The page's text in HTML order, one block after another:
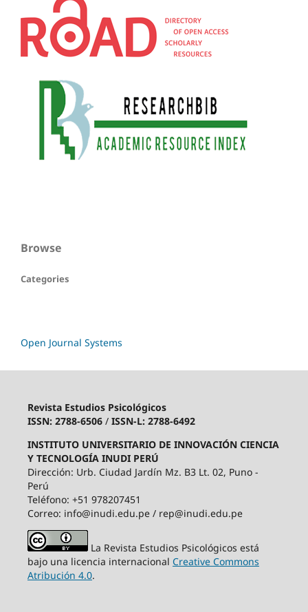
Browse
Categories
Open Journal Systems
Revista Estudios Psicológicos
ISSN: 2788-6506/ ISSN-L: 2788-6492
INSTITUTO UNIVERSITARIO DE INNOVACIÓN CIENCIA
Y TECNOLOGÍA INUDI PERÚ
Dirección: Urb. Ciudad Jardín Mz. B3 Lt. 02, Puno -
Perú
Teléfono: +51 978207451
Correo: info@inudi.edu.pe / rep@inudi.edu.pe
La Revista Estudios Psicológicos está
bajo una licencia internacional Creative Commons
Atribución 4.0.